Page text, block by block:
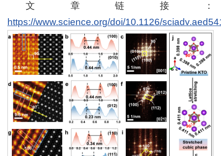
文章链接：
https://www.science.org/doi/10.1126/